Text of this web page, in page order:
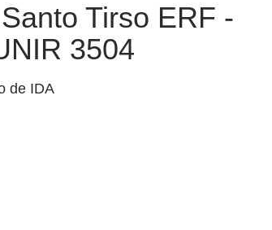
Tirso ERF -
3504
de IDA